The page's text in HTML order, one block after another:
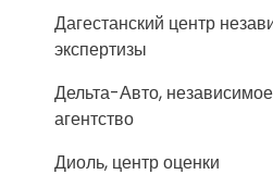
Дагестанский центр
экспертизы
Дельта-Авто,
агентство
Диоль, центр оценки